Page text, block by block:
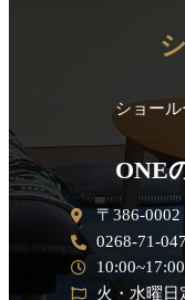
ショー
ONE
〒386-
0268-71-
10:00~17:00
火・水曜日